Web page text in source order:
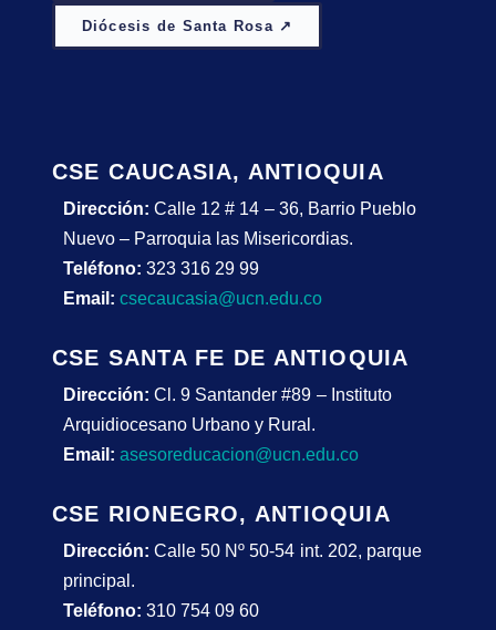
Diócesis de Santa Rosa ↗
CSE CAUCASIA, ANTIOQUIA
Dirección: Calle 12 # 14 – 36, Barrio Pueblo
Nuevo – Parroquia las Misericordias.
Teléfono: 323 316 29 99
Email: csecaucasia@ucn.edu.co
CSE SANTA FE DE ANTIOQUIA
Dirección: Cl. 9 Santander #89 – Instituto
Arquidiocesano Urbano y Rural.
Email: asesoreducacion@ucn.edu.co
CSE RIONEGRO, ANTIOQUIA
Dirección: Calle 50 Nº 50-54 int. 202, parque
principal.
Teléfono: 310 754 09 60